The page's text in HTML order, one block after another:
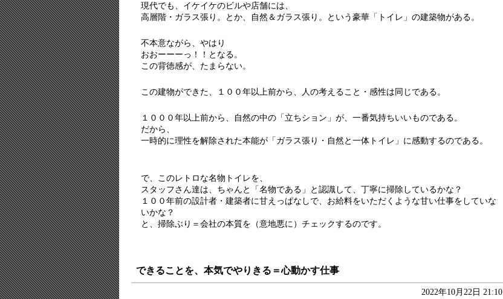
現代でも、イケイケのビルや店舗には、
高層階・ガラス張り。とか、自然＆ガラス張り。という豪華「トイレ」の建築物がある。
不本意ながら、やはり
おおーーーっ！！となる。
この背徳感が、たまらない。
この建物ができた、１００年以上前から、人の考えること・感性は同じである。
１０００年以上前から、自然の中の「立ちション」が、一番気持ちいいものである。
だから、
一時的に理性を解除された本能が「ガラス張り・自然と一体トイレ」に感動するのである。
で、このレトロな名物トイレを、
スタッフさん達は、ちゃんと「名物である」と認識して、丁寧に掃除しているかな？
１００年前の設計者・建築者に甘えっぱなしで、お給料をいただくような甘い仕事をしていな
いかな？
と、掃除ぶり＝会社の本質を（意地悪に）チェックするのです。
できることを、本気でやりきる＝心動かす仕事
2022年10月22日 21:10